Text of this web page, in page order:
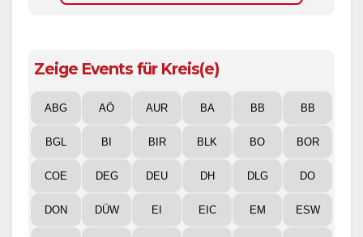
Zeige Events für Kreis(e)
ABG AÖ AUR BA BB BB
BGL BI BIR BLK BO BOR
COE DEG DEU DH DLG DO
DON DÜW EI EIC EM ESW